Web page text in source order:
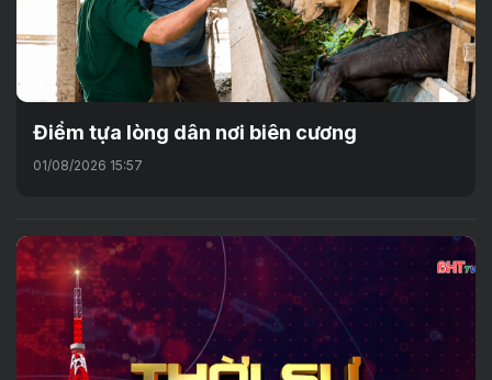
Điểm tựa lòng dân nơi biên cương
01/08/2026 15:57